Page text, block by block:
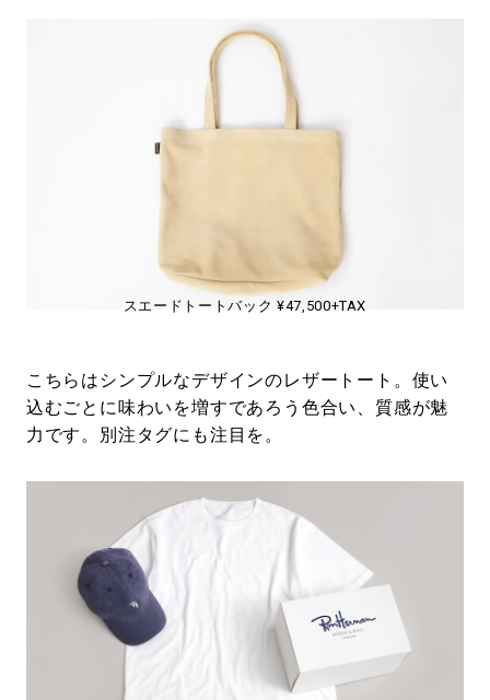
スエードトートバック ¥47,500+TAX
こちらはシンプルなデザインのレザートート。使い
込むごとに味わいを増すであろう色合い、質感が魅
力です。別注タグにも注目を。